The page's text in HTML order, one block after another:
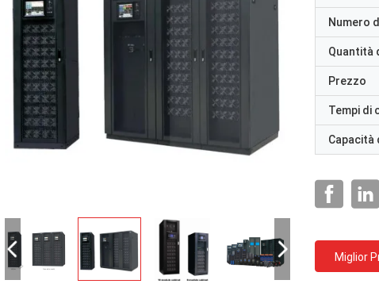
Numero
Quantità
Prezzo
Tempi di
Capacità
Miglior